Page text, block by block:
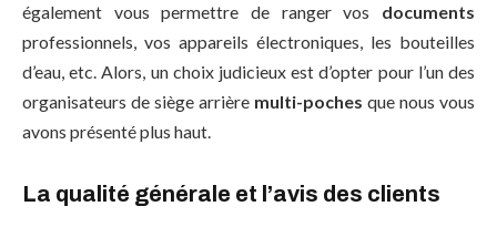
également vous permettre de ranger vos documents
professionnels, vos appareils électroniques, les bouteilles
d’eau, etc. Alors, un choix judicieux est d’opter pour l’un des
organisateurs de siège arrière multi-poches que nous vous
avons présenté plus haut.
La qualité générale et l’avis des clients